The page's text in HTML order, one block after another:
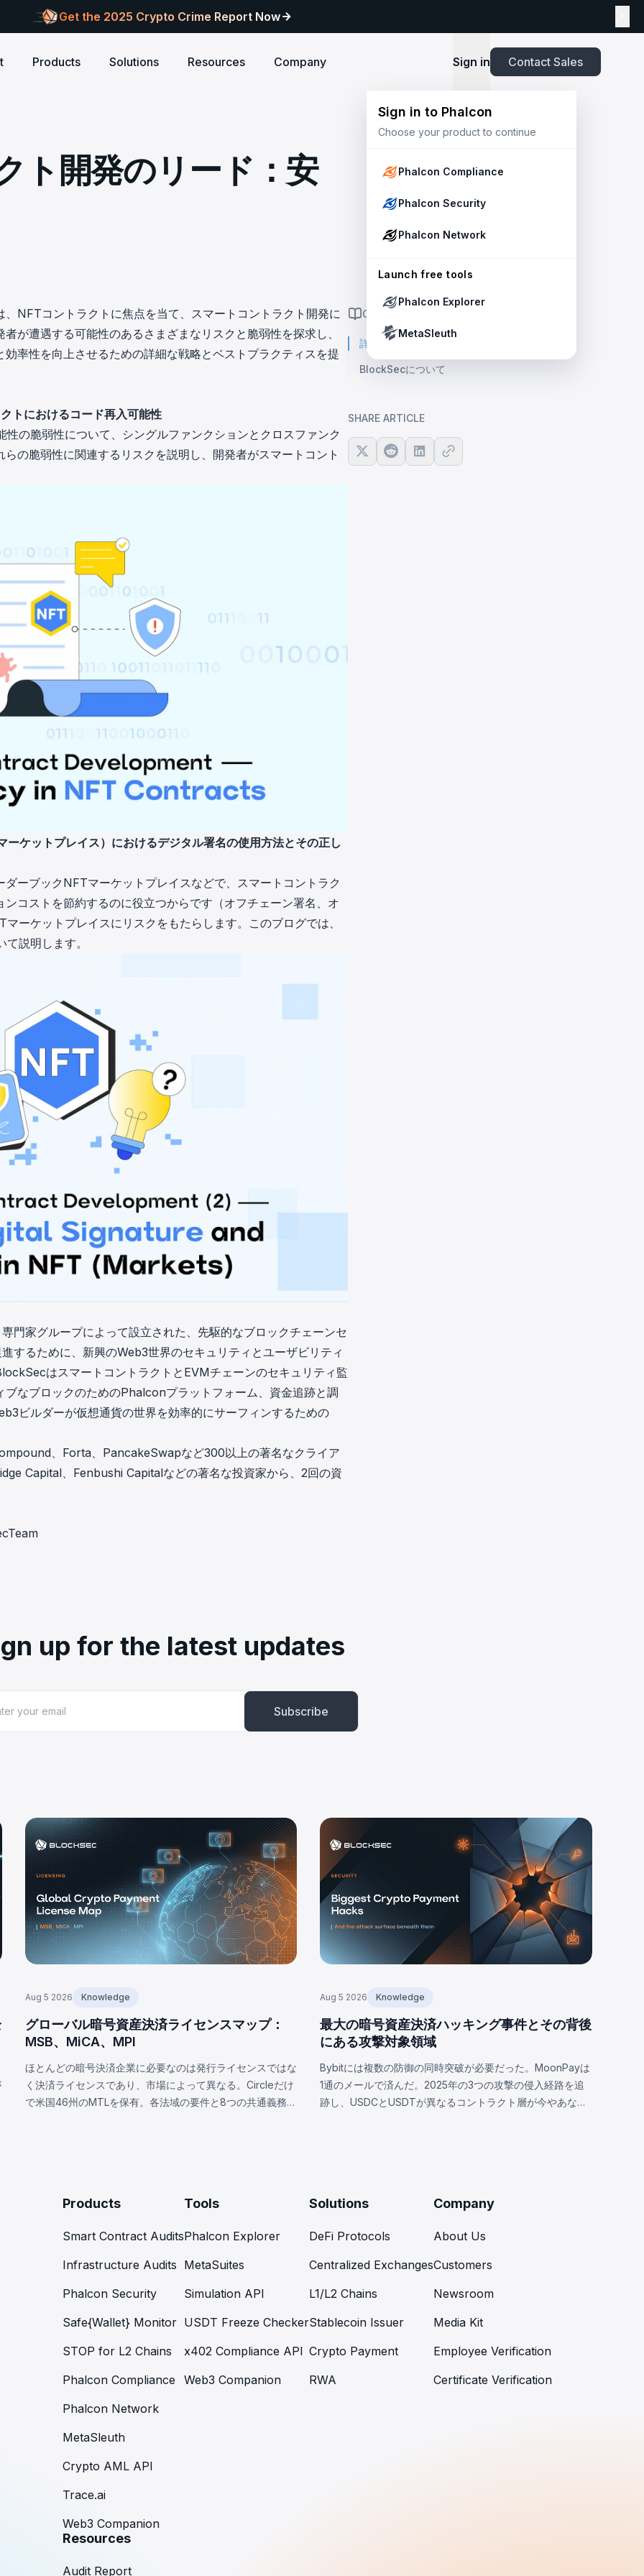
Get the 2025 Crypto Crime Report Now
top security
Products
Compliance
Free Trial
illicit activities, manage risks,
crypto funds, visualize
flows, and simplify on-
investigations.
AML API
Trace.ai New
Trace stolen crypto with AI-powered
TOOLS
Enhance your blockchain explorer with
capabilities.
Simulation API
transaction.
USDT Freeze Checker
Tether’s blacklist in real time.
Solutions
Identify illicit activities, manage risks, and ensure
AML/CFT compliance.
Protect your infrastructure before launch. Block
attacks at the source to shield your ecosystem and
reputation.
Build Investor Trust and Secure Your Platform at
every layer: Audit your tokenization contracts,
Resources
new.
Playbook New
Whitepaper
Stablecoin Issuer Freeze Risk: A User-Centric
2025 Crypto Crime Report
Handbook
Crypto Payment Compliance Handbook
Company
Where cutting-edge research
meets real-world security.
partners shaping the Web3
security landscape.
Newsroom
news and featured stories.
Sign in
Sign in to Phalcon
Choose your product to continue
Phalcon Compliance
Phalcon Security
Phalcon Network
Launch free tools
Phalcon Explorer
MetaSleuth
Contact Sales
ト開発のリード：安
NFTコントラクトに焦点を当て、スマートコントラクト開発に
が遭遇する可能性のあるさまざまなリスクと脆弱性を探求し、
率性を向上させるための詳細な戦略とベストプラクティスを提
トにおけるコード再入可能性
の脆弱性について、シングルファンクションとクロスファンク
の脆弱性に関連するリスクを説明し、開発者がスマートコント
ケットプレイス）におけるデジタル署名の使用方法とその正し
ーブックNFTマーケットプレイスなどで、スマートコントラク
コストを節約するのに役立つからです（オフチェーン署名、オ
ーケットプレイスにリスクをもたらします。このブログでは、
説明します。
門家グループによって設立された、先駆的なブロックチェーンセ
するために、新興のWeb3世界のセキュリティとユーザビリティ
はスマートコントラクトとEVMチェーンのセキュリティ監
ブなブロックのためのPhalconプラットフォーム、資金追跡と調
ビルダーが仮想通貨の世界を効率的にサーフィンするための
、Forta、PancakeSwapなど300以上の著名なクライア
Capital、Fenbushi Capitalなどの著名な投資家から、2回の資
ON THIS PAGE
詳細解説：包括的な概要
BlockSecについて
SHARE ARTICLE
up for the latest updates
Subscribe
Aug 5 2026 Knowledge
グローバル暗号資産決済ライセンスマップ：
MSB、MiCA、MPI
ほとんどの暗号決済企業に必要なのは発行ライセンスではな
く決済ライセンスであり、市場によって異なる。Circleだけ
で米国46州のMTLを保有。各法域の要件と8つの共通義務を
Aug 5 2026 Knowledge
最大の暗号資産決済ハッキング事件とその背後
にある攻撃対象領域
Bybitには複数の防御の同時突破が必要だった。MoonPayは
1通のメールで済んだ。2025年の3つの攻撃の侵入経路を追
跡し、USDCとUSDTが異なるコントラクト層が今やあなた
Products
Smart Contract Audits
Infrastructure Audits
Phalcon Security
Safe{Wallet} Monitor
STOP for L2 Chains
Phalcon Compliance
Phalcon Network
MetaSleuth
Crypto AML API
Trace.ai
Web3 Companion
Tools
Phalcon Explorer
MetaSuites
Simulation API
USDT Freeze Checker
x402 Compliance API
Web3 Companion
Solutions
DeFi Protocols
Centralized Exchanges
L1/L2 Chains
Stablecoin Issuer
Crypto Payment
RWA
Company
About Us
Customers
Newsroom
Media Kit
Employee Verification
Certificate Verification
Resources
Audit Report